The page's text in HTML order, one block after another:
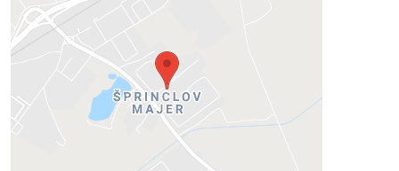
Externý obsah je blokovaný
Prajete si načítať externý obsah?
Povoliť tentokrát
Povoliť a zapamätať - súhlas s druhom
cookie: Funkčné